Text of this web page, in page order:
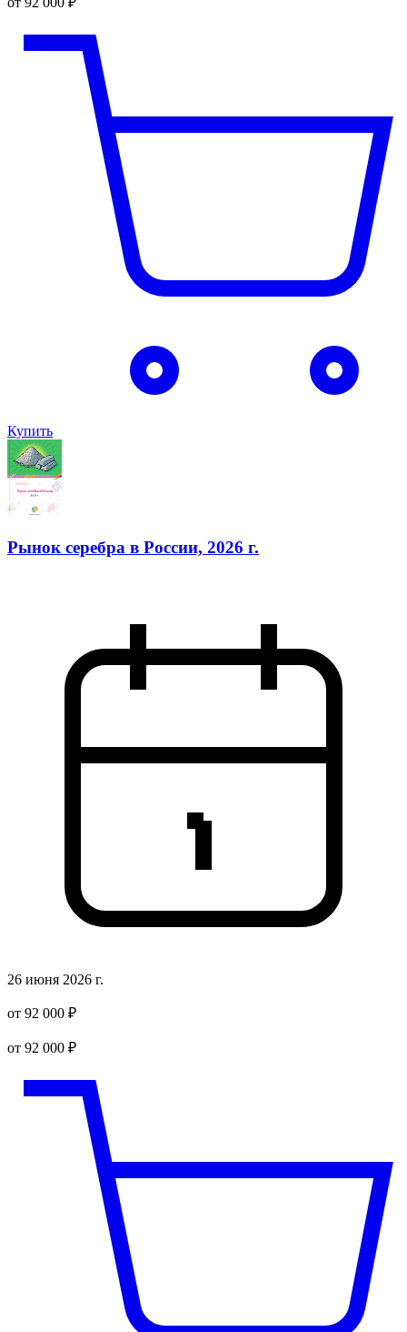
Купить
Рынок серебра в России, 2026 г.
26 июня 2026 г.
от 92 000 ₽
от 92 000 ₽